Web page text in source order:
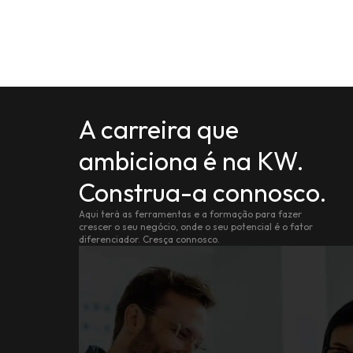
A carreira que
ambiciona é na KW.
Construa-a connosco.
Aqui terá as ferramentas e a formação para fazer
crescer o seu negócio, onde o seu potencial é o fator
diferenciador. Cresça connosco.